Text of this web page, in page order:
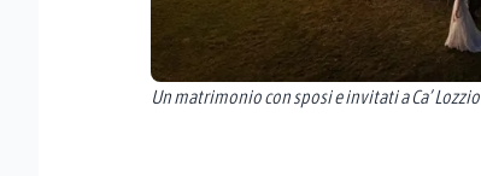
Un matrimonio con sposi e invitati a Ca’ Lozzio